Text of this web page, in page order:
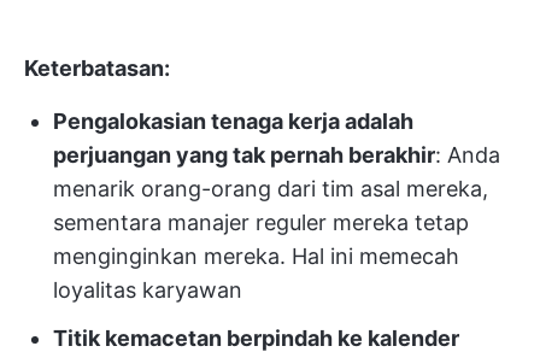
Keterbatasan:
Pengalokasian tenaga kerja adalah
perjuangan yang tak pernah berakhir: Anda
menarik orang-orang dari tim asal mereka,
sementara manajer reguler mereka tetap
menginginkan mereka. Hal ini memecah
loyalitas karyawan
Titik kemacetan berpindah ke kalender